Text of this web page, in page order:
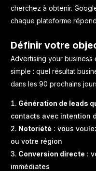
cherchez à obtenir.
chaque plateforme
Définir votre
Advertising your business
simple : quel résultat
dans les 90 prochains
Génération de leads
contacts avec intention
Notoriété : vous
ou votre région
Conversion directe :
immédiates